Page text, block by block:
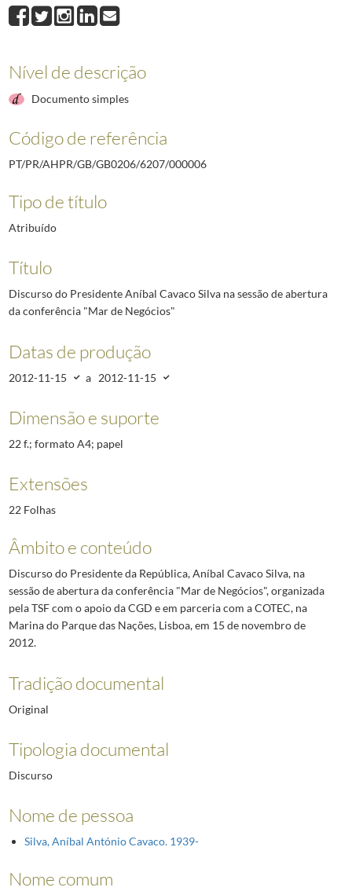
000008
Discurso do Presidente Aníbal Cavaco Silva por ocasião do almoço
000011 Discurso do Presidente Aníbal Cavaco Silva na sessão de
000028 Discurso do Presidente Aníbal Cavaco Silva por ocasião da visita à
Nível de descrição
Documento simples
Código de referência
PT/PR/AHPR/GB/GB0206/6207/000006
Tipo de título
Atribuído
Título
Discurso do Presidente Aníbal Cavaco Silva na sessão de abertura
da conferência "Mar de Negócios"
Datas de produção
2012-11-15 a 2012-11-15
Dimensão e suporte
22 f.; formato A4; papel
Extensões
22 Folhas
Âmbito e conteúdo
Discurso do Presidente da República, Aníbal Cavaco Silva, na
sessão de abertura da conferência "Mar de Negócios", organizada
pela TSF com o apoio da CGD e em parceria com a COTEC, na
Marina do Parque das Nações, Lisboa, em 15 de novembro de
2012.
Tradição documental
Original
Tipologia documental
Discurso
Nome de pessoa
Silva, Aníbal António Cavaco. 1939-
Nome comum